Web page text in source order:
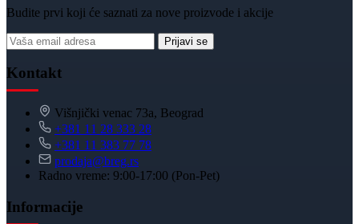
Budite prvi koji će saznati za nove proizvode i akcije
Prijavi se
Kontakt
Višnjički venac 73a, Beograd
+381 11 28 333 28
+381 11 383 77 78
prodaja@breg.rs
Radno vreme: 9:00-17:00 (Pon-Pet)
Informacije